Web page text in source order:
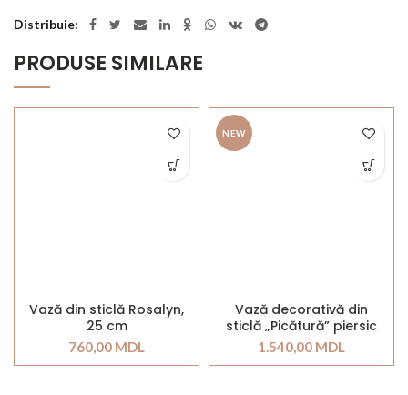
Distribuie
PRODUSE SIMILARE
Vază din sticlă Rosalyn,
25 cm
760,00 MDL
NEW
Vază decorativă din
sticlă „Picătură” piersic
37cm
1.540,00 MDL